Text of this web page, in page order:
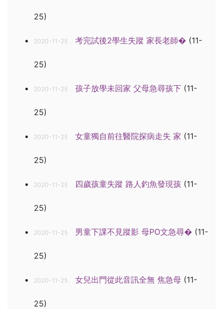
25)
2020-11-25 考完試後2學生失蹤 家長老師� (11-
25)
2020-11-25 孩子放學未回家 父母急尋孩下 (11-
25)
2020-11-25 女童獨自前往醫院探病走失 家 (11-
25)
2020-11-25 四歲孩童失蹤 路人釣魚發現孩 (11-
25)
2020-11-25 男童下課不見蹤影 母PO文急尋� (11-
25)
2020-11-25 女兒出門從此音訊全無 焦急母 (11-
25)